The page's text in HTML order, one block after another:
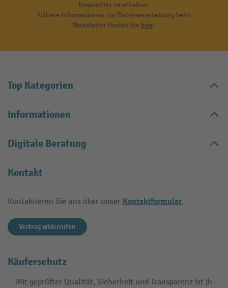
Newsletter zu erhalten.
Nähere Informationen zur Datenverarbeitung beim
Newsletter finden Sie hier.
Top Kategorien
Informationen
Digitale Beratung
Kontakt
Kontaktieren Sie uns über unser Kontaktformular.
Vertrag widerrufen
Käuferschutz
Mit geprüfter Qualität, Sicherheit und Transparenz ist jh-